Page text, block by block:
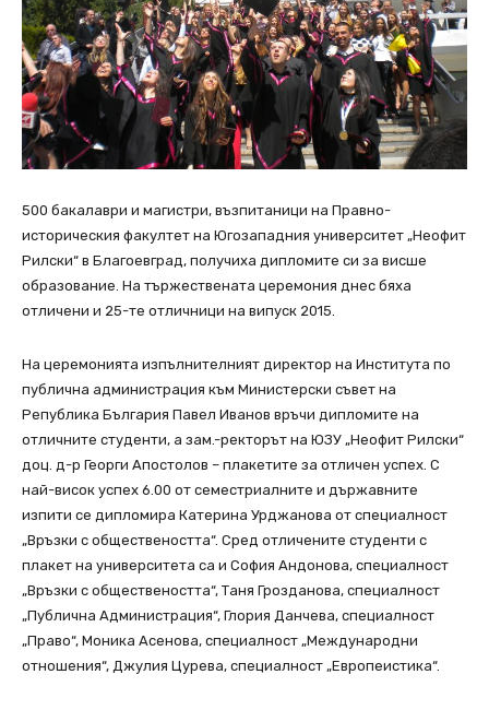
500 бакалаври и магистри, възпитаници на Правно-
историческия факултет на Югозападния университет „Неофит
Рилски“ в Благоевград, получиха дипломите си за висше
образование. На тържествената церемония днес бяха
отличени и 25-те отличници на випуск 2015.
На церемонията изпълнителният директор на Института по
публична администрация към Министерски съвет на
Република България Павел Иванов връчи дипломите на
отличните студенти, а зам.-ректорът на ЮЗУ „Неофит Рилски“
доц. д-р Георги Апостолов – плакетите за отличен успех. С
най-висок успех 6.00 от семестриалните и държавните
изпити се дипломира Катерина Урджанова от специалност
„Връзки с обществеността“. Сред отличените студенти с
плакет на университета са и София Андонова, специалност
„Връзки с обществеността“, Таня Грозданова, специалност
„Публична Администрация“, Глория Данчева, специалност
„Право“, Моника Асенова, специалност „Международни
отношения“, Джулия Цурева, специалност „Европеистика“.